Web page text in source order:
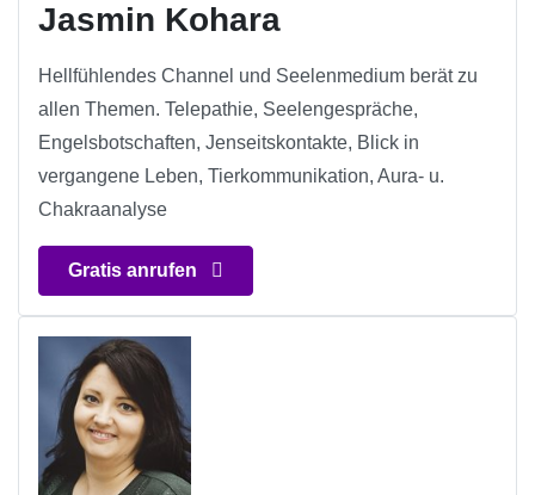
Jasmin Kohara
Hellfühlendes Channel und Seelenmedium berät zu
allen Themen. Telepathie, Seelengespräche,
Engelsbotschaften, Jenseitskontakte, Blick in
vergangene Leben, Tierkommunikation, Aura- u.
Chakraanalyse
Gratis anrufen